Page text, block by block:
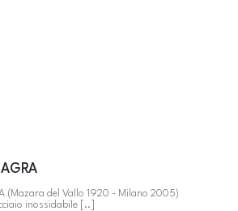
(Mazara del Vallo 1920 - Milano 2005)
inossidabile [..]